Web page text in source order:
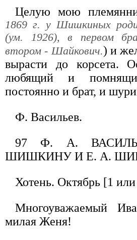
Целую мою
1869 г. у Шишкиных
(ум. 1926), в первом
втором - Шайкович.) и
вырасти до корсета.
любящий и
постоянно и брат, и
Ф. Васильев.
97 Ф. А.
ШИШКИНУ И Е. А.
Хотень. Октябрь [1
Многоуважаемый
милая Женя!